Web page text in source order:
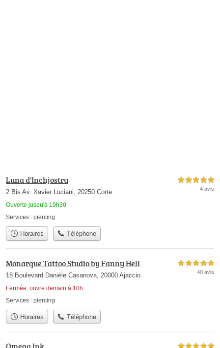
Luna d'Inchjostru
2 Bis Av. Xavier Luciani, 20250 Corte
Ouverte jusqu'à 19h30
5,0 étoiles sur 5
4 avis
Services : piercing
Horaires Téléphone
Monarque Tattoo Studio by Fanny Hell
18 Boulevard Danièle Casanova, 20000 Ajaccio
Fermée, ouvre demain à 10h
5,0 étoiles sur 5
40 avis
Services : piercing
Horaires Téléphone
5,0 étoiles sur 5